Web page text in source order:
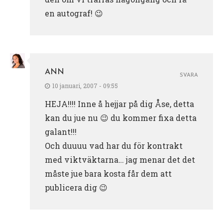
en autograf! 😉
ANN
10 januari, 2007 - 09:55
HEJA!!!! Inne å hejjar på dig Åse, detta
kan du jue nu 😉 du kommer fixa detta
galant!!!
Och duuuu vad har du för kontrakt
med viktväktarna… jag menar det det
måste jue bara kosta får dem att
publicera dig 😉
SVARA